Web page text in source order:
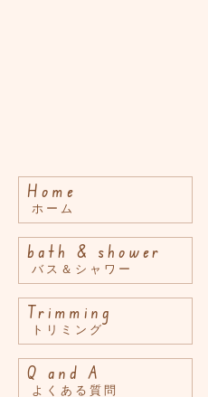
Home
ホーム
bath & shower
バス＆シャワー
Trimming
トリミング
Q and A
よくある質問